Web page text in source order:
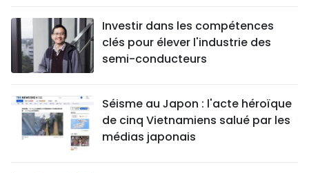
Investir dans les compétences
clés pour élever l'industrie des
semi-conducteurs
Séisme au Japon : l'acte héroïque
de cinq Vietnamiens salué par les
médias japonais